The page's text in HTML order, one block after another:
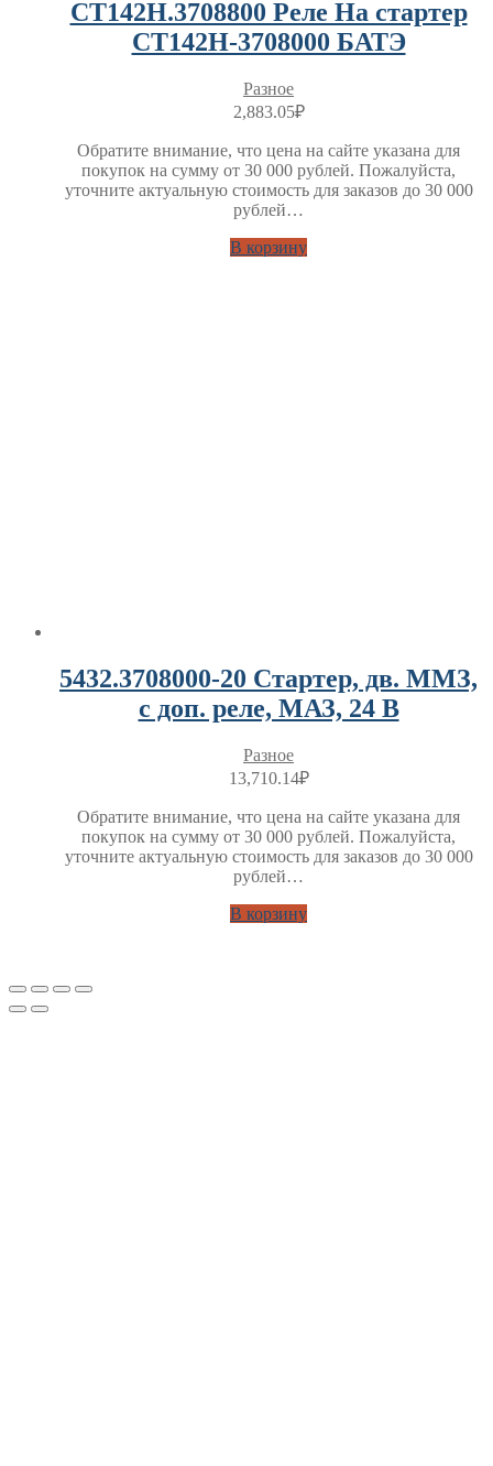
СТ142Н.3708800 Реле На стартер
СТ142Н-3708000 БАТЭ
Разное
2,883.05₽
Обратите внимание, что цена на сайте указана для
покупок на сумму от 30 000 рублей. Пожалуйста,
уточните актуальную стоимость для заказов до 30 000
рублей…
В корзину
5432.3708000-20 Стартер, дв. ММЗ,
с доп. реле, МАЗ, 24 В
Разное
13,710.14₽
Обратите внимание, что цена на сайте указана для
покупок на сумму от 30 000 рублей. Пожалуйста,
уточните актуальную стоимость для заказов до 30 000
рублей…
В корзину